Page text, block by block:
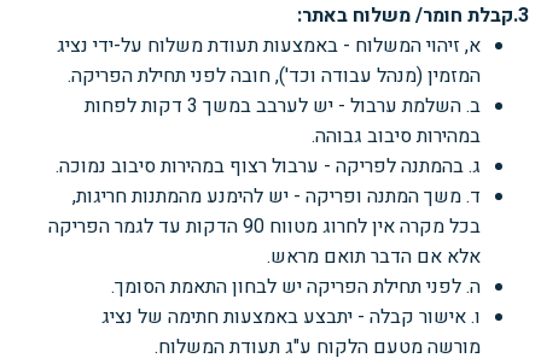
3.קבלת חומר/ משלוח באתר:
א, זיהוי המשלוח - באמצעות תעודת משלוח על-ידי נציג
המזמין (מנהל עבודה וכד'), חובה לפניתחילת הפריקה.
ב. השלמת ערבול - יש לערבב במשך 3
דקות לפחות
במהירות סיבוב גבוהה.
ג. בהמתנה לפריקה - ערבול רצוף במהירות סיבוב נמוכה.
ד. משך המתנה ופריקה - יש להימנע מהמתנות חריגות,
בכל מקרה אין לחרוג מטווח 90 ה
דקותעד לגמר הפריקה
אלא אם הדבר תואם מראש.
ה. לפני תחילת הפריקה יש לבחון התאמת הסומך.
ו. אישור קבלה - יתבצע באמצעות חתימה של נציג
מורשה מטעם הלקוח ע"ג תעודת המשלוח.